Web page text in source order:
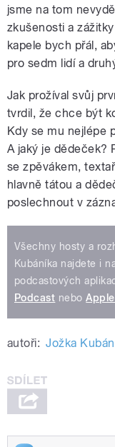
jsme na tom
zkušenosti a
kapele bych přál,
pro sedm lidí a
Jak prožíval svůj
tvrdil, že chce být
Kdy se mu nejlépe
A jaký je dědeček?
se zpěvákem,
hlavně tátou a
poslechnout v
Všechny hosty a
Kubáníka najdete i
podcastových
Podcast nebo
autoři: Jožka